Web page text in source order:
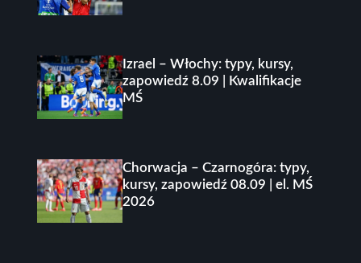
Izrael – Włochy: typy, kursy,
zapowiedź 8.09 | Kwalifikacje
MŚ
Chorwacja – Czarnogóra: typy,
kursy, zapowiedź 08.09 | el. MŚ
2026